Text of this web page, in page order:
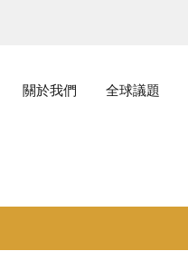
主選單
關於我們 全球議題